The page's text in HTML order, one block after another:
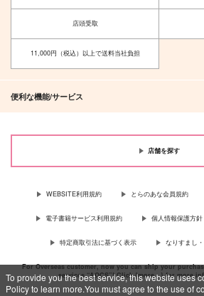
To provide you the best service, this website uses
Policy to learn more.You must agree to the use of
1,100円（税込）
五条悟×伏黒恵
サンプル
作品詳細
986円（税込）
五条悟×庵歌姫
サンプル
店頭受取
11,000円（税込）以上で送料当社負担
便利な機能/サービス
店舗を探す
WEBSITE利用規約 とらのあな会員規約
電子書籍サービス利用規約 個人情報保護方針
特定商取引法に基づく表示 なりすまし
For Overseas customer, now you can ship your
services “AOCS”! Click {more…} for more